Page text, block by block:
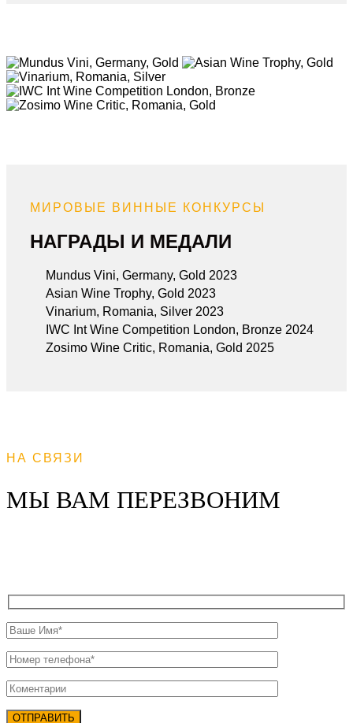
МИРОВЫЕ ВИННЫЕ КОНКУРСЫ
НАГРАДЫ И МЕДАЛИ
Mundus Vini, Germany, Gold 2023
Asian Wine Trophy, Gold 2023
Vinarium, Romania, Silver 2023
IWC Int Wine Competition London, Bronze 2024
Zosimo Wine Critic, Romania, Gold 2025
НА СВЯЗИ
МЫ ВАМ ПЕРЕЗВОНИМ